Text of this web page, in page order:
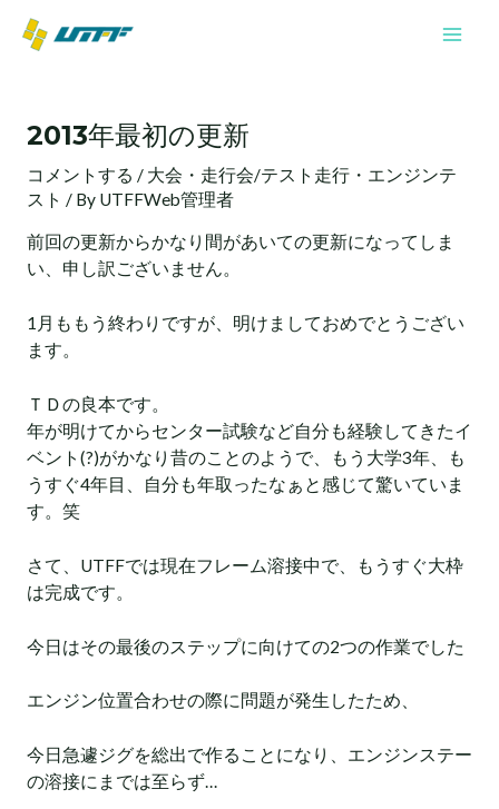
2013年最初の更新
コメントする / 大会・走行会/テスト走行・エンジンテ
スト / By UTFFWeb管理者
前回の更新からかなり間があいての更新になってしま
い、申し訳ございません。
1月ももう終わりですが、明けましておめでとうござい
ます。
ＴＤの良本です。
年が明けてからセンター試験など自分も経験してきたイ
ベント(?)がかなり昔のことのようで、もう大学3年、も
うすぐ4年目、自分も年取ったなぁと感じて驚いていま
す。笑
さて、UTFFでは現在フレーム溶接中で、もうすぐ大枠
は完成です。
今日はその最後のステップに向けての2つの作業でした
エンジン位置合わせの際に問題が発生したため、
今日急遽ジグを総出で作ることになり、エンジンステー
の溶接にまでは至らず…
ナ
ゲ
シ
ョ